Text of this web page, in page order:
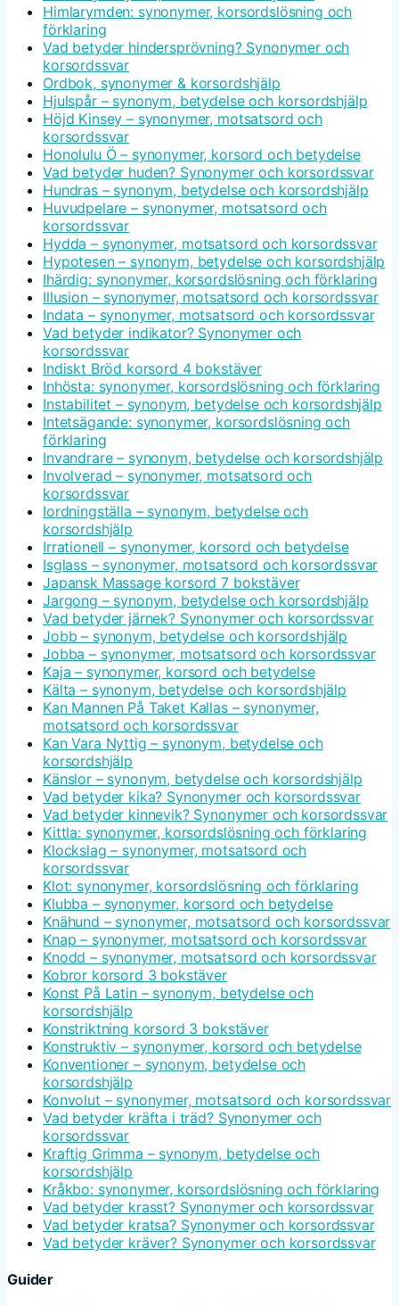
Himlarymden: synonymer, korsordslösning och
förklaring
Vad betyder hindersprövning? Synonymer och
korsordssvar
Ordbok, synonymer & korsordshjälp
Hjulspår – synonym, betydelse och korsordshjälp
Höjd Kinsey – synonymer, motsatsord och
korsordssvar
Honolulu Ö – synonymer, korsord och betydelse
Vad betyder huden? Synonymer och korsordssvar
Hundras – synonym, betydelse och korsordshjälp
Huvudpelare – synonymer, motsatsord och
korsordssvar
Hydda – synonymer, motsatsord och korsordssvar
Hypotesen – synonym, betydelse och korsordshjälp
Ihärdig: synonymer, korsordslösning och förklaring
Illusion – synonymer, motsatsord och korsordssvar
Indata – synonymer, motsatsord och korsordssvar
Vad betyder indikator? Synonymer och
korsordssvar
Indiskt Bröd korsord 4 bokstäver
Inhösta: synonymer, korsordslösning och förklaring
Instabilitet – synonym, betydelse och korsordshjälp
Intetsägande: synonymer, korsordslösning och
förklaring
Invandrare – synonym, betydelse och korsordshjälp
Involverad – synonymer, motsatsord och
korsordssvar
Iordningställa – synonym, betydelse och
korsordshjälp
Irrationell – synonymer, korsord och betydelse
Isglass – synonymer, motsatsord och korsordssvar
Japansk Massage korsord 7 bokstäver
Jargong – synonym, betydelse och korsordshjälp
Vad betyder järnek? Synonymer och korsordssvar
Jobb – synonym, betydelse och korsordshjälp
Jobba – synonymer, motsatsord och korsordssvar
Kaja – synonymer, korsord och betydelse
Kälta – synonym, betydelse och korsordshjälp
Kan Mannen På Taket Kallas – synonymer,
motsatsord och korsordssvar
Kan Vara Nyttig – synonym, betydelse och
korsordshjälp
Känslor – synonym, betydelse och korsordshjälp
Vad betyder kika? Synonymer och korsordssvar
Vad betyder kinnevik? Synonymer och korsordssvar
Kittla: synonymer, korsordslösning och förklaring
Klockslag – synonymer, motsatsord och
korsordssvar
Klot: synonymer, korsordslösning och förklaring
Klubba – synonymer, korsord och betydelse
Knähund – synonymer, motsatsord och korsordssvar
Knap – synonymer, motsatsord och korsordssvar
Knodd – synonymer, motsatsord och korsordssvar
Kobror korsord 3 bokstäver
Konst På Latin – synonym, betydelse och
korsordshjälp
Konstriktning korsord 3 bokstäver
Konstruktiv – synonymer, korsord och betydelse
Konventioner – synonym, betydelse och
korsordshjälp
Konvolut – synonymer, motsatsord och korsordssvar
Vad betyder kräfta i träd? Synonymer och
korsordssvar
Kraftig Grimma – synonym, betydelse och
korsordshjälp
Kråkbo: synonymer, korsordslösning och förklaring
Vad betyder krasst? Synonymer och korsordssvar
Vad betyder kratsa? Synonymer och korsordssvar
Vad betyder kräver? Synonymer och korsordssvar
Guider